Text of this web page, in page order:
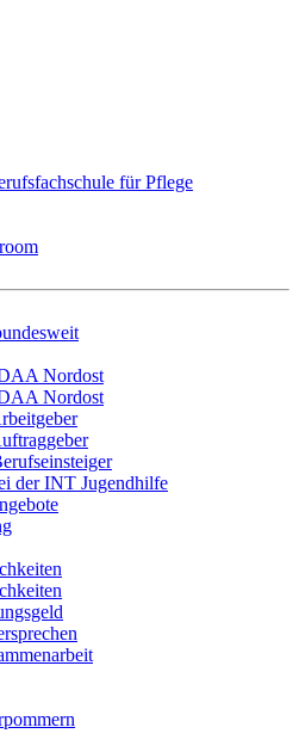
für Pflege
Nordost
Nordost
der INT Jugendhilfe